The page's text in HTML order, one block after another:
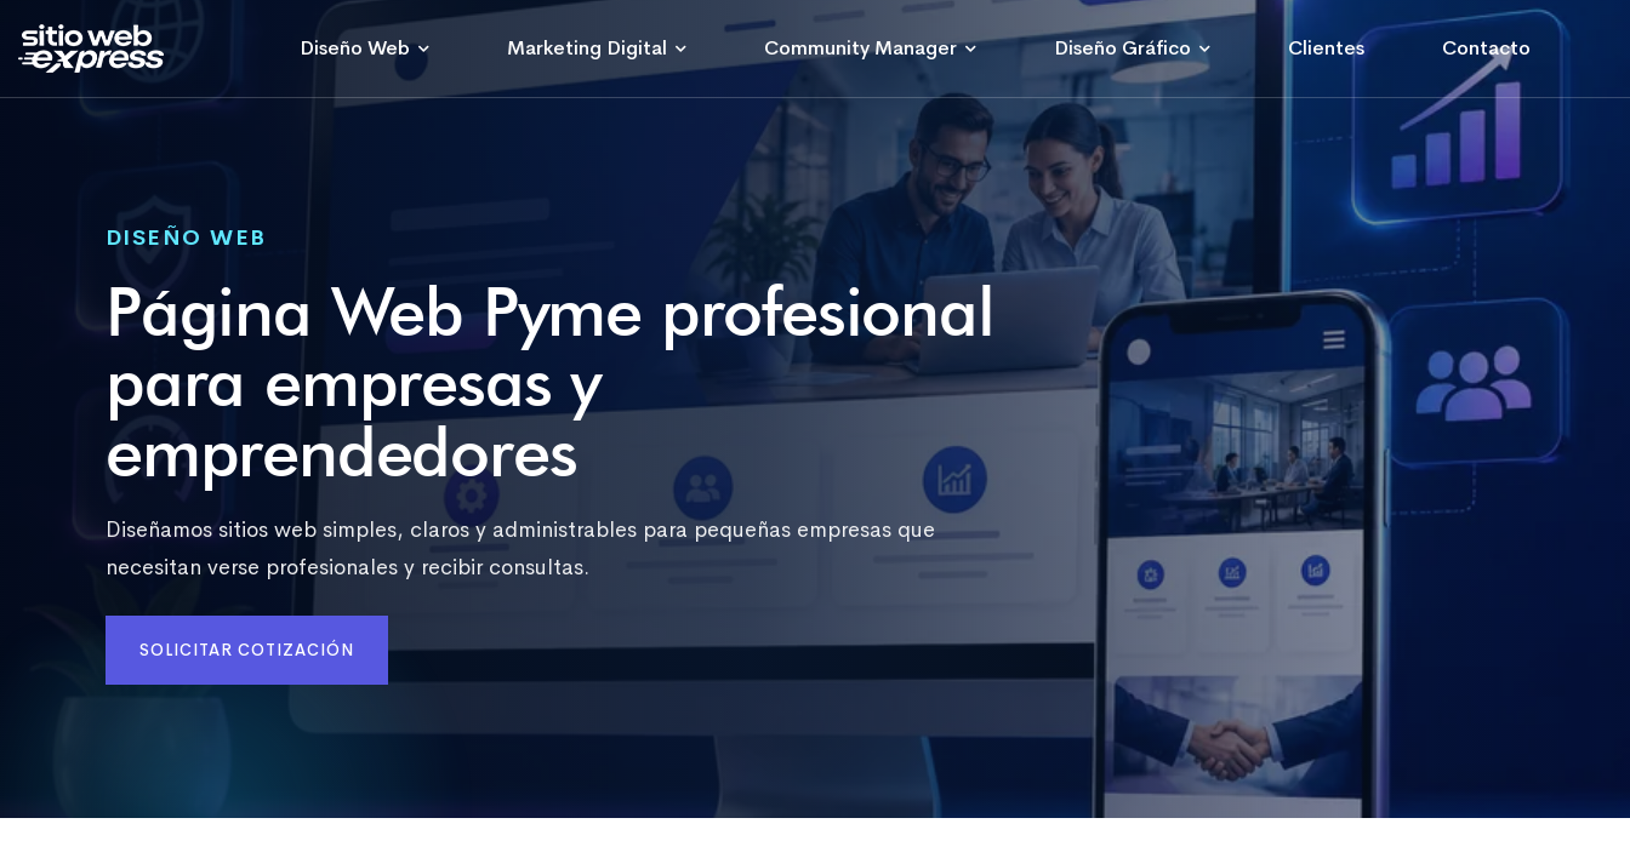
Diseño Web Marketing Digital Community Manager Diseño Gráfico Clientes Contacto
DISEÑO WEB
Página Web Pyme profesional
para empresas y
emprendedores
Diseñamos sitios web simples, claros y administrables para pequeñas empresas que
necesitan verse profesionales y recibir consultas.
SOLICITAR COTIZACIÓN